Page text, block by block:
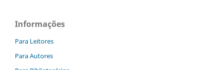
Informações
Para Leitores
Para Autores